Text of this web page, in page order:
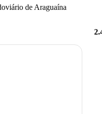
de Araguaína